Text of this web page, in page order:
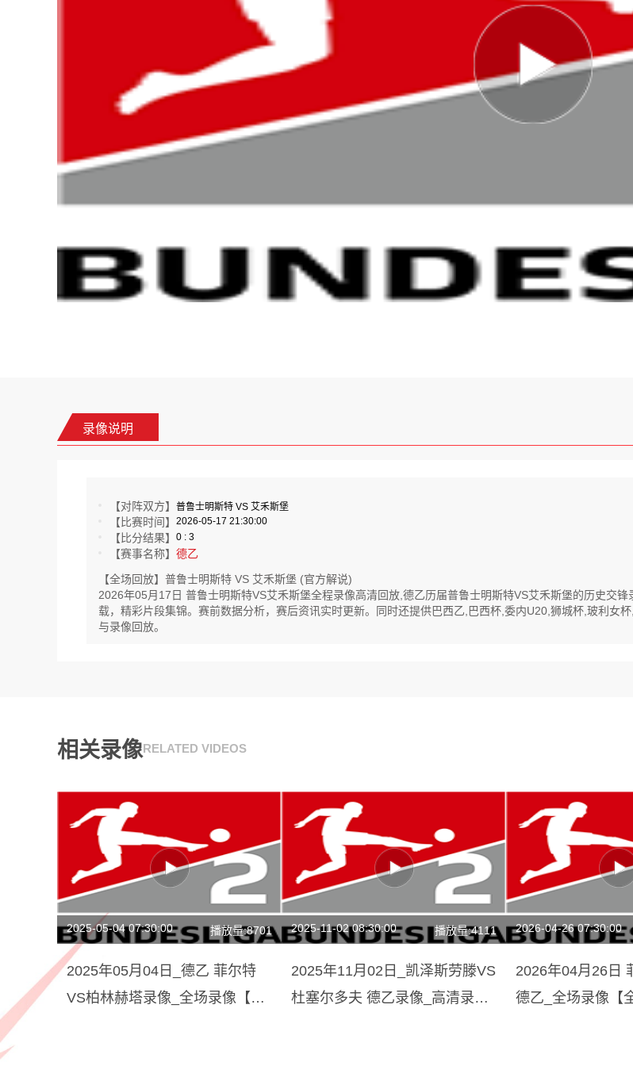
录像说明
【对阵双方】 普鲁士明斯特 VS 艾禾斯堡
【比赛时间】 2026-05-17 21:30:00
【比分结果】 0 : 3
【赛事名称】 德乙
【全场回放】普鲁士明斯特 VS 艾禾斯堡 (官方解说)
2026年05月17日 普鲁士明斯特VS艾禾斯堡全程录像高清回放,德乙历届普鲁士明斯特VS艾禾斯堡的历史交
载，精彩片段集锦。赛前数据分析，赛后资讯实时更新。同时还提供巴西乙,巴西杯,委内U20,狮城杯,玻利女
与录像回放。
相关录像RELATED VIDEOS
2025-05-04 07:30:00 播放量:8701
2025年05月04日_德乙 菲尔特
VS柏林赫塔录像_全场录像【高
2025-11-02 08:30:00 播放量:4111
2025年11月02日_凯泽斯劳滕VS
杜塞尔多夫 德乙录像_高清录像
2026-04-26 07:30:00
2026年04月26日
德乙_全场录像【